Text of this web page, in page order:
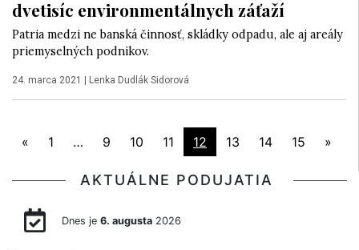
dvetisíc environmentálnych záťaží
Patria medzi ne banská činnosť, skládky odpadu, ale aj areály
priemyselných podnikov.
24. marca 2021 | Lenka Dudlák Sidorová
« 1 … 9 10 11 12 13 14 15 »
AKTUÁLNE PODUJATIA
Dnes je 6. augusta2026